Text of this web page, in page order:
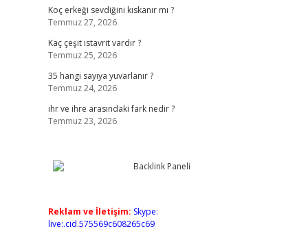
Koç erkeği sevdiğini kıskanır mı ?
Temmuz 27, 2026
Kaç çeşit istavrit vardır ?
Temmuz 25, 2026
35 hangi sayıya yuvarlanır ?
Temmuz 24, 2026
ihr ve ihre arasındaki fark nedir ?
Temmuz 23, 2026
Reklam ve İletişim: Skype:
live:.cid.575569c608265c69